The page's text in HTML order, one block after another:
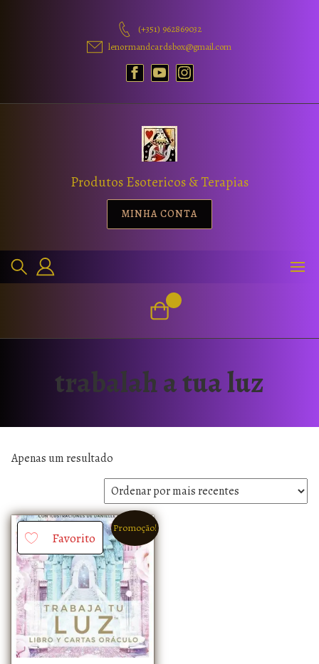
(+351) 962869032
lenormandcardsbox@gmail.com
Produtos Esotericos & Terapias
MINHA CONTA
trabalah a tua luz
Apenas um resultado
Favorito
Promoção!